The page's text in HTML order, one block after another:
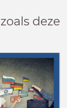
deze